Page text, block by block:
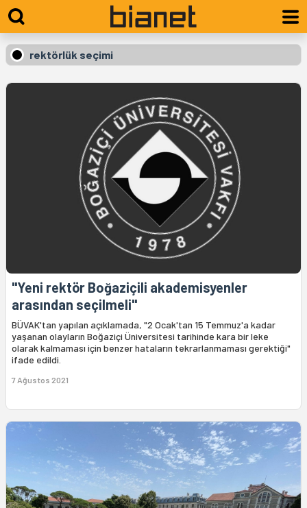
rektörlük seçimi
"Yeni rektör Boğaziçili akademisyenler
arasından seçilmeli"
BÜVAK'tan yapılan açıklamada, "2 Ocak'tan 15 Temmuz'a kadar
yaşanan olayların Boğaziçi Üniversitesi tarihinde kara bir leke
olarak kalmaması için benzer hataların tekrarlanmaması gerektiği"
ifade edildi.
7 Ağustos 2021